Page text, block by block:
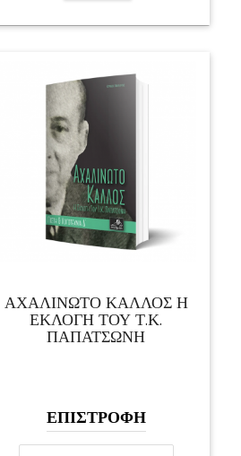
ΑΧΑΛΙΝΩΤΟ ΚΑΛΛΟΣ Η
ΕΚΛΟΓΗ ΤΟΥ Τ.Κ.
ΠΑΠΑΤΣΩΝΗ
ΕΠΙΣΤΡΟΦΗ